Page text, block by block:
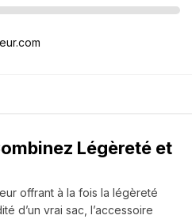
Légèreté et
offrant à la fois la légèreté
d’un vrai sac, l’accessoire